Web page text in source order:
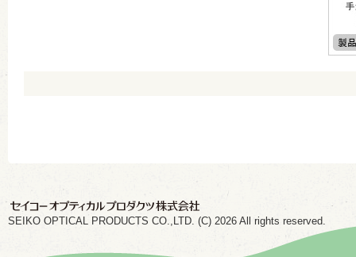
SEIKO OPTICAL PRODUCTS CO.,LTD. (C) 2026 All rights reserved.